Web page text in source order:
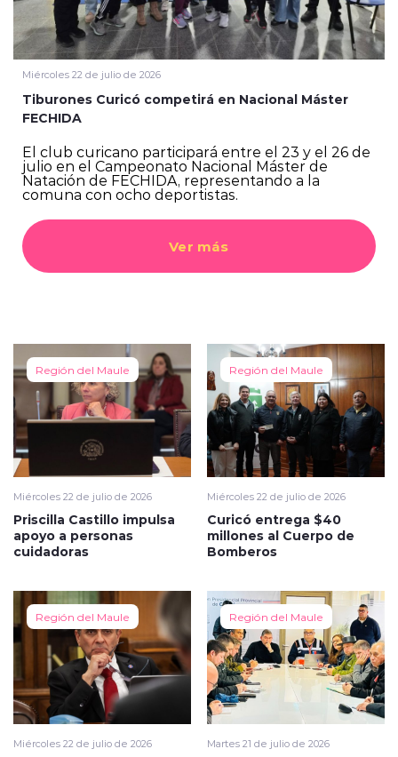
Miércoles 22 de julio de 2026
Tiburones Curicó competirá en Nacional Máster
FECHIDA
El club curicano participará entre el 23 y el 26 de
julio en el Campeonato Nacional Máster de
Natación de FECHIDA, representando a la
comuna con ocho deportistas.
Ver más
Región del Maule
Miércoles 22 de julio de 2026
Priscilla Castillo impulsa
apoyo a personas
cuidadoras
Región del Maule
Miércoles 22 de julio de 2026
Curicó entrega $40
millones al Cuerpo de
Bomberos
Región del Maule
Miércoles 22 de julio de 2026
Región del Maule
Martes 21 de julio de 2026